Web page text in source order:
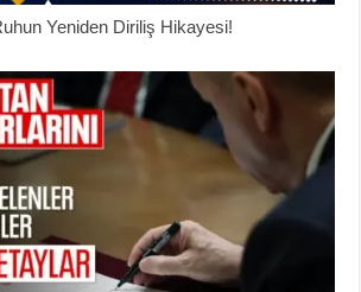
Yeniden Diriliş Hikayesi!